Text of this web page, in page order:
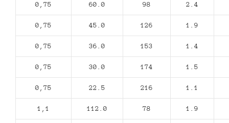
0,75 60.0 98 2.4
0,75 45.0 126 1.9
0,75 36.0 153 1.4
0,75 30.0 174 1.5
0,75 22.5 216 1.1
1,1 112.0 78 1.9